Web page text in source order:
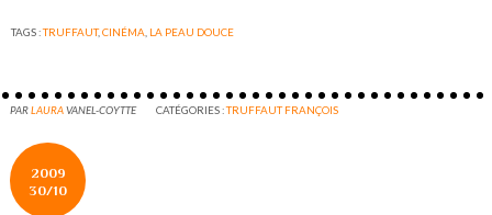
TAGS :TRUFFAUT,CINÉMA LA PEAU DOUCE
PARLAURAVANEL-COYTTE CATÉGORIES :TRUFFAUT FRANÇOIS
2009
30/10